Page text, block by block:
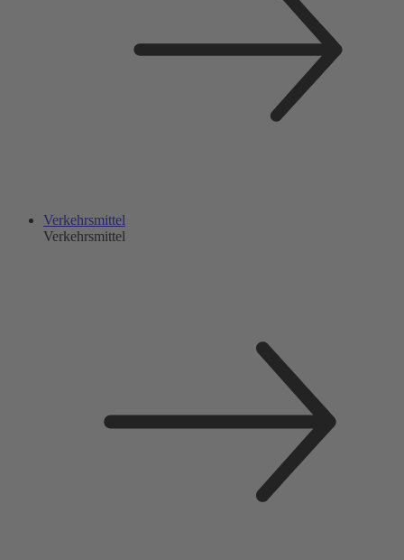
Verkehrsmittel
Verkehrsmittel